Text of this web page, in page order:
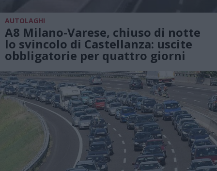
AUTOLAGHI
A8 Milano-Varese, chiuso di notte
lo svincolo di Castellanza: uscite
obbligatorie per quattro giorni